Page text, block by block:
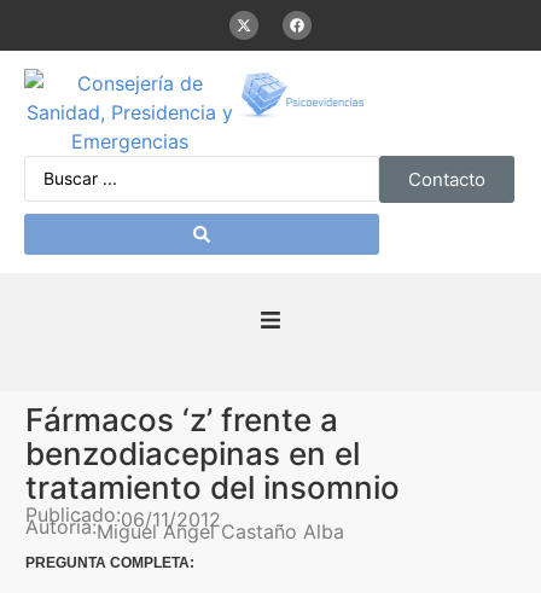
Contacto
Presentación
De interés
Contenidos Psicoevidencias
Fármacos ‘z’ frente a
benzodiacepinas en el
tratamiento del insomnio
Publicado:06/11/2012
Autoría:Miguel Angel Castaño Alba
PREGUNTA COMPLETA: